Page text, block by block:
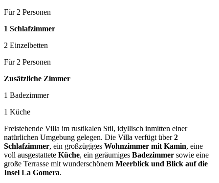
Für 2 Personen
1 Schlafzimmer
2 Einzelbetten
Für 2 Personen
Zusätzliche Zimmer
1 Badezimmer
1 Küche
Freistehende Villa im rustikalen Stil, idyllisch inmitten einer
natürlichen Umgebung gelegen. Die Villa verfügt über2
Schlafzimmer, ein großzügiges Wohnzimmer mit Kamin, eine
voll ausgestattete Küche, ein geräumiges Badezimmer sowie eine
große Terrasse mit wunderschönem Meerblick und Blick auf die
Insel La Gomera.